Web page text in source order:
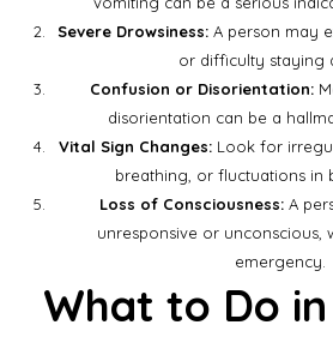
Severe Drowsiness: A person may
or difficulty staying
Confusion or Disorientation:
disorientation can be a
Vital Sign Changes:Look for
breathing, or fluctuations in
Loss of Consciousness: A
unresponsive or unconscious,
emergency.
What to Do